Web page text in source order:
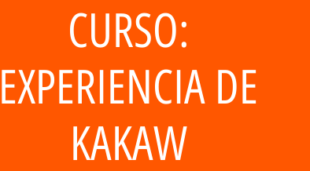
CURSO:
EXPERIENCIA DE
KAKAW